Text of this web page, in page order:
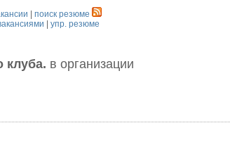
поиск резюме
|упр. резюме
клуба. в организации